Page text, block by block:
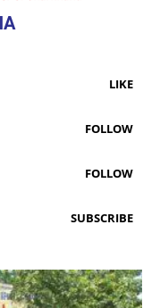
LIKE
FOLLOW
FOLLOW
SUBSCRIBE